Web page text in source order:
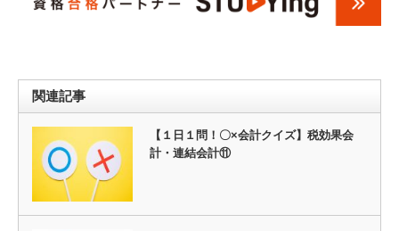
関連記事
【１日１問！〇×会計クイズ】税効果会
計・連結会計⑪